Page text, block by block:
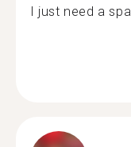
I just need a